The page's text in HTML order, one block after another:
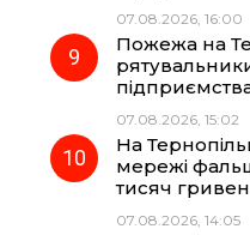
07.08.2026, 16:00
Пожежа на
07.08.2026, 15:02
На
мережі
тисяч
07.08.2026, 14:05